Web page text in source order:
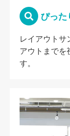
ぴった
レイアウトサ
アウトまでを
す。